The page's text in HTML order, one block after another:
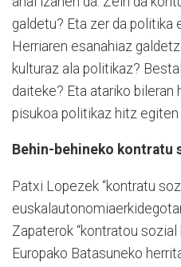
galdetu? Eta zer da politika
Herriaren esanahiaz
kulturaz ala politikaz?
daiteke? Eta atariko bileran
pisukoa politikaz hitz egiten
Behin-behineko kontratu
Patxi Lopezek “kontratu
Zapaterok “kontratou sozial
Europako Batasuneko